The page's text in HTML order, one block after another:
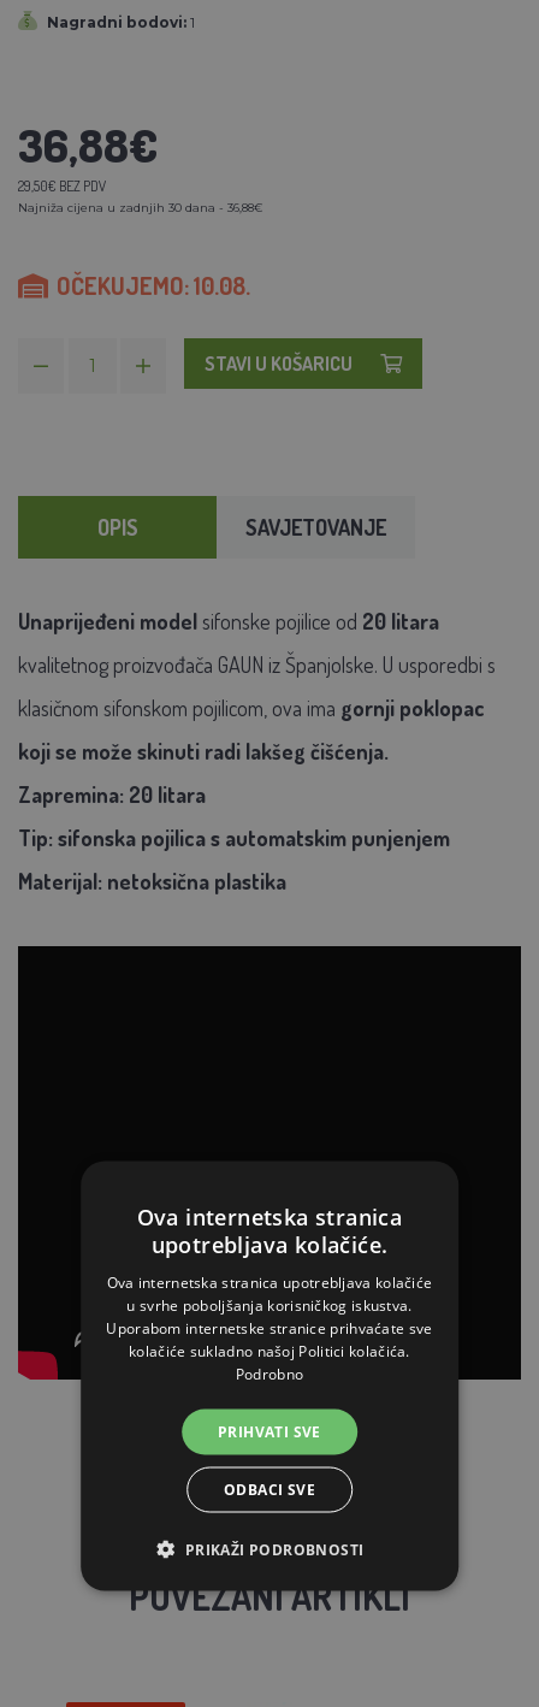
Nagradni bodovi: 1
36,88€
29,50€ BEZ PDV
Najniža cijena u zadnjih 30 dana - 36,88€
OČEKUJEMO: 10.08.
STAVI U KOŠARICU
OPIS SAVJETOVANJE
Unaprijeđeni modelsifonske pojilice od 20 litara
kvalitetnog proizvođača GAUN iz Španjolske. U usporedbi s
klasičnom sifonskom pojilicom, ova ima gornji poklopac
koji se može skinuti radi lakšeg čišćenja.
Zapremina: 20 litara
Tip: sifonska pojilica s automatskim punjenjem
Materijal: netoksična plastika
POVEZANI ARTIKLI
Ova internetska stranica
upotrebljava kolačiće.
Ova internetska stranica upotrebljava kolačiće
u svrhe poboljšanja korisničkog iskustva.
Uporabom internetske stranice prihvaćate sve
kolačiće sukladno našoj Politici kolačića.
Podrobno
PRIHVATI SVE
ODBACI SVE
PRIKAŽI PODROBNOSTI